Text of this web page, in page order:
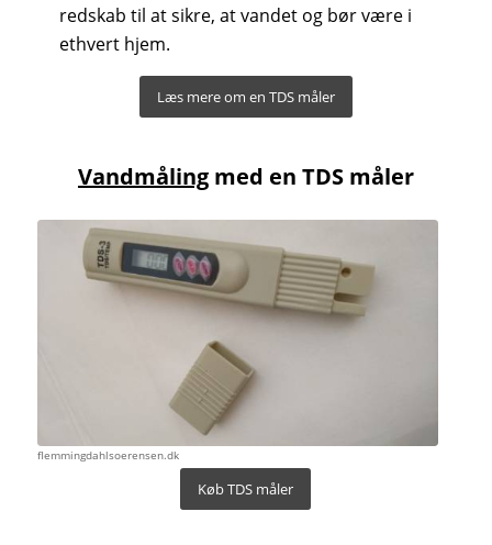
redskab til at sikre, at vandet og bør være i
ethvert hjem.
Læs mere om en TDS måler
Vandmålingmed en TDS måler
flemmingdahlsoerensen.dk
Køb TDS måler